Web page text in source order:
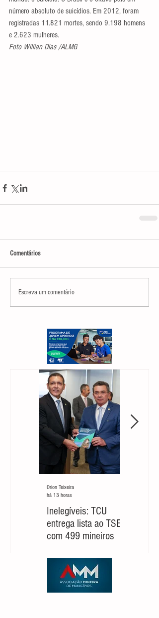
número absoluto de suicídios. Em 2012, foram
registradas 11.821 mortes, sendo 9.198 homens
e 2.623 mulheres.
Foto Willian Dias /ALMG
Comentários
Escreva um comentário
Inelegíveis: TCU
entrega lista ao TSE
com 499 mineiros
Orion Teixeira
há 13 horas